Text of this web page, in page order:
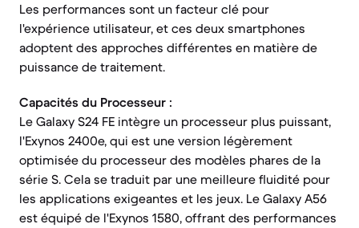
Les performances sont un facteur clé pour
l'expérience utilisateur, et ces deux smartphones
adoptent des approches différentes en matière de
puissance de traitement.
Capacités du Processeur :
Le Galaxy S24 FE intègre un processeur plus puissant,
l'Exynos 2400e, qui est une version légèrement
optimisée du processeur des modèles phares de la
série S. Cela se traduit par une meilleure fluidité pour
les applications exigeantes et les jeux. Le Galaxy A56
est équipé de l'Exynos 1580, offrant des performances